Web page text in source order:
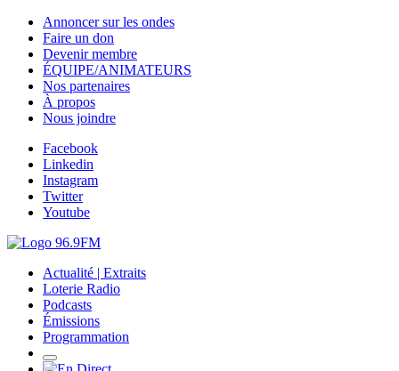
Annoncer sur les ondes
Faire un don
Devenir membre
ÉQUIPE/ANIMATEURS
Nos partenaires
À propos
Nous joindre
Facebook
Linkedin
Instagram
Twitter
Youtube
Actualité | Extraits
Loterie Radio
Podcasts
Émissions
Programmation